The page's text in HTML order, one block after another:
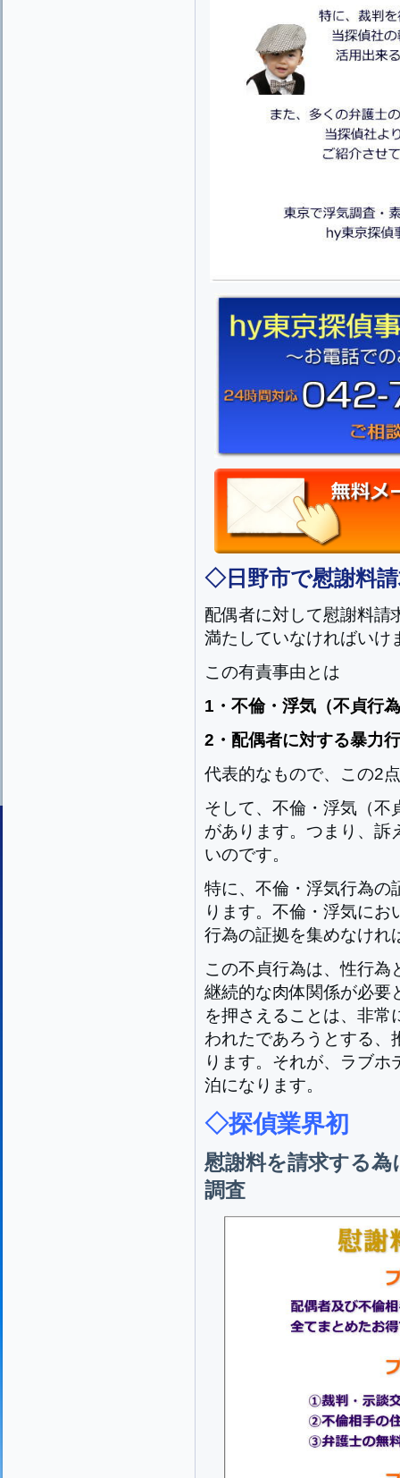
◇日野市で慰謝料
配偶者に対して慰謝料請
満たしていなければいけ
この有責事由とは
1・不倫・浮気（不貞行
2・配偶者に対する暴力
代表的なもので、この2
そして、不倫・浮気（不
があります。つまり、訴
いのです。
特に、不倫・浮気行為の
ります。不倫・浮気に
行為の証拠を集めなけれ
この不貞行為は、性行為
継続的な肉体関係が必要
を押さえることは、非常
われたであろうとする、
ります。それが、ラブ
泊になります。
◇探偵業界初
慰謝料を請求する
調査